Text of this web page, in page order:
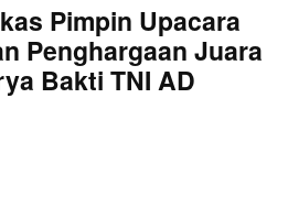
Pimpin Upacara
Penghargaan Juara
Bakti TNI AD